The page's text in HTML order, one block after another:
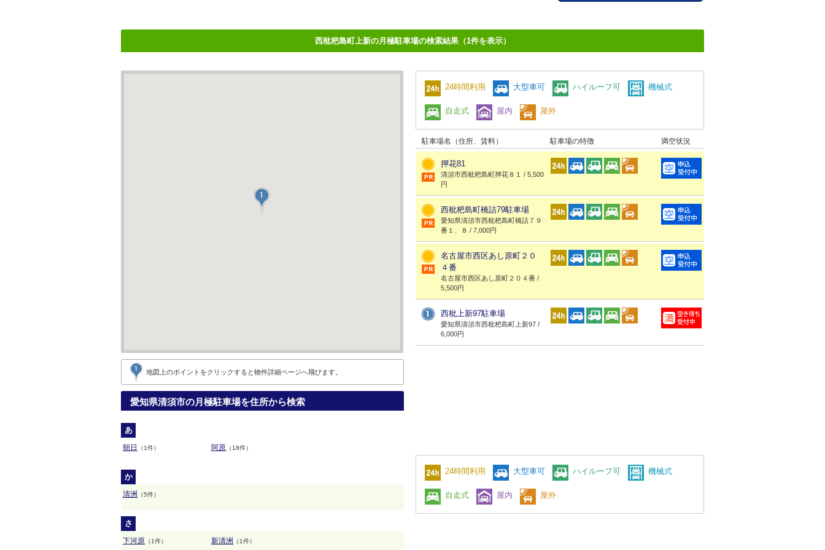
西枇杷島町上新の月極駐車場の検索結果（1件を表示）
地図上のポイントをクリックすると物件詳細ページへ飛びます。
愛知県清須市の月極駐車場を住所から検索
あ
朝日 （1件） 阿原 （18件）
か
清洲 （5件）
さ
下河原 （1件） 新清洲 （1件）
24時間利用 大型車可 ハイルーフ可 機械式
自走式 屋内 屋外
駐車場名（住所、賃料） 駐車場の特徴 満空状況
押花81
清須市西枇杷島町押花８１ / 5,500
円
西枇杷島町橋詰79駐車場
愛知県清須市西枇杷島町橋詰７９
番１、８ / 7,000円
名古屋市西区あし原町２０
４番
名古屋市西区あし原町２０４番 /
5,500円
西枇上新97駐車場
愛知県清須市西枇杷島町上新97 /
6,000円
24時間利用 大型車可 ハイルーフ可 機械式
自走式 屋内 屋外